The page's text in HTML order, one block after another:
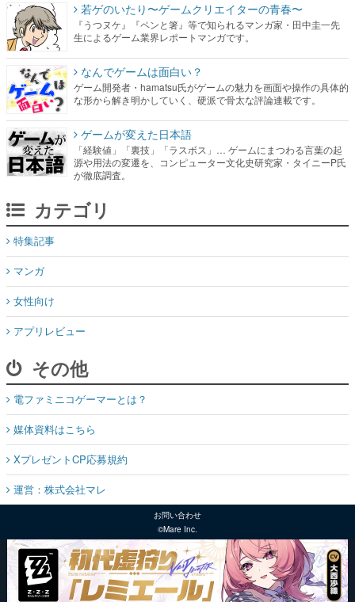
若ゲのいたり〜ゲームクリエイターの青春〜
『うつヌケ』『ペンと箸』等で知られるマンガ家・田中圭一先
生によるゲーム業界レポートマンガです。
なんでゲームは面白い？
ゲーム開発者・hamatsu氏がゲームの魅力を画面や操作の具体的
な形から解き明かしていく、硬派で骨太な評論連載です。
ゲームが変えた日本語
「経験値」「裏技」「ラスボス」… ゲームにまつわる言葉の起
源や用法の変遷を、コンピューター文化史研究家・タイニーP氏
が徹底調査。
カテゴリ
特集記事
マンガ
女性向け
アプリレビュー
その他
電ファミニコゲーマーとは？
媒体資料はこちら
XプレゼントCP応募規約
運営：株式会社マレ
お問い合わせ
©Mare Inc.